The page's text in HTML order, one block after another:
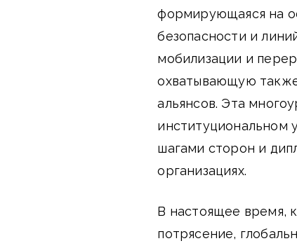
формирующаяся на
безопасности и
мобилизации и
охватывающую
альянсов. Эта
институциональном
шагами сторон и
организациях.
В настоящее время,
потрясение,